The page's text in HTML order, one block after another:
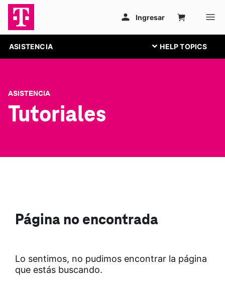
ASISTENCIA
ASISTENCIA
Tutoriales